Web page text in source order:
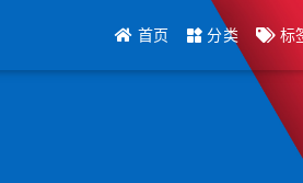
首页 分类 标